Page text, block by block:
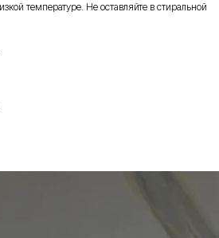
температуре. Не оставляйте в стиральной